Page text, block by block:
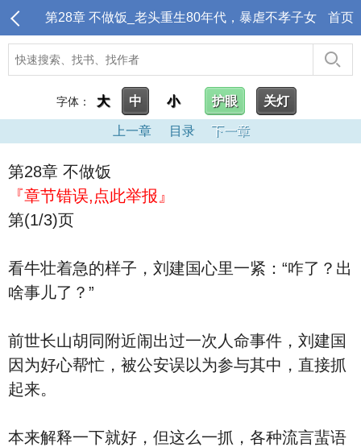
第28章 不做饭_老头重生80年代，暴虐不孝子女 首页
字体： 大 中 小 护眼 关灯
上一章 目录 下一章
第28章 不做饭
『章节错误,点此举报』
第(1/3)页
看牛壮着急的样子，刘建国心里一紧：“咋了？出
啥事儿了？”
前世长山胡同附近闹出过一次人命事件，刘建国
因为好心帮忙，被公安误以为参与其中，直接抓
起来。
本来解释一下就好，但这么一抓，各种流言蜚语